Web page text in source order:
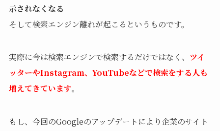
示されなくなる
そして検索エンジン離れが起こるというものです。
実際に今は検索エンジンで検索するだけではなく、 ツイ
ッターやInstagram、YouTubeなどで検索をする人も
増えてきています。
もし、今回のGoogleのアップデートにより企業のサイト